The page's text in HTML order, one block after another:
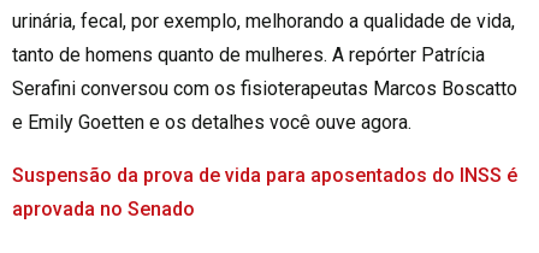
urinária, fecal, por exemplo, melhorando a qualidade de vida,
tanto de homens quanto de mulheres. A repórter Patrícia
Serafini conversou com os fisioterapeutas Marcos Boscatto
e Emily Goetten e os detalhes você ouve agora.
Suspensão da prova de vida para aposentados do INSS é
aprovada no Senado